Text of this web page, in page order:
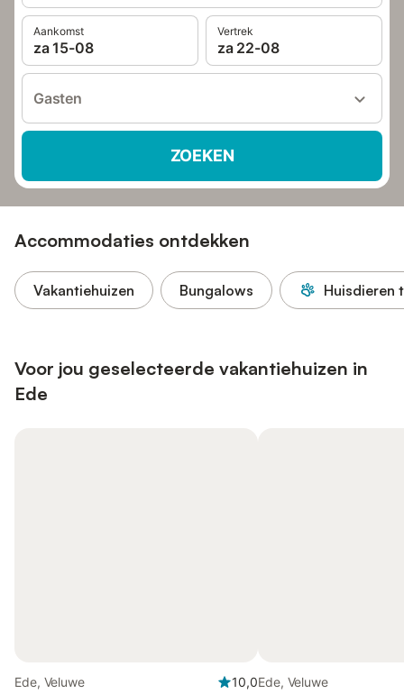
Aankomst
za 15-08
Vertrek
za 22-08
Gasten
ZOEKEN
Accommodaties ontdekken
Vakantiehuizen Bungalows Huisdieren
Voor jou geselecteerde vakantiehuizen in
Ede
Ede, Veluwe
10,0Ede, Veluwe